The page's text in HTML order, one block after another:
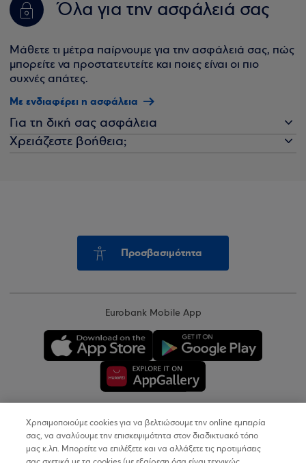
Όλα για την ασφάλειά σας
Μάθετε τι μέτρα παίρνουμε για την ασφάλειά σας, πώς
μπορείτε να προστατευτείτε και ποιες είναι οι πιο
συχνές απάτες.
Με ενδιαφέρει η ασφάλεια
Για τη δική σας ασφάλεια
Χρειάζεστε βοήθεια;
Προσβασιμότητα
Eurobank Mobile App
Copyright © 2026
Χρησιμοποιούμε cookies για να βελτιώσουμε την online εμπειρία
σας, να αναλύουμε την επισκεψιμότητα στον διαδικτυακό τόπο
μας κ.λπ. Μπορείτε να επιλέξετε και να αλλάξετε τις προτιμήσεις